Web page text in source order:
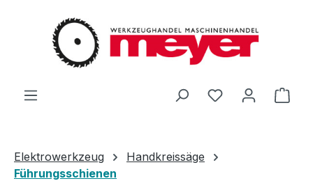
Zum Hauptinhalt springen
Du hast 0
Elektrowerkzeug
Handkreissäge
Führungsschienen